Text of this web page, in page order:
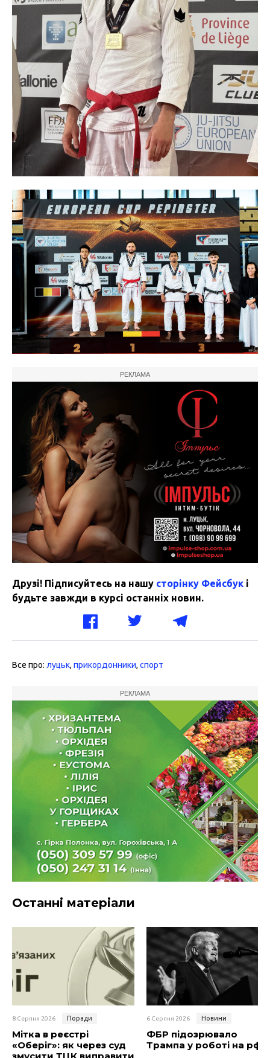
РЕКЛАМА
Друзі! Підписуйтесь на нашу сторінку Фейсбук і
будьте завжди в курсі останніх новин.
Все про: луцьк, прикордонники, спорт
РЕКЛАМА
Останні матеріали
8 Серпня 2026 Поради
Мітка в реєстрі
«Оберіг»: як через суд
6 Серпня 2026 Новини
ФБР підозрювало
Трампа у роботі на рф